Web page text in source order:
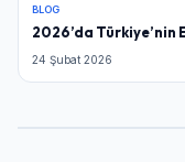
BLOG
2026’da Türkiye’nin
24 Şubat 2026